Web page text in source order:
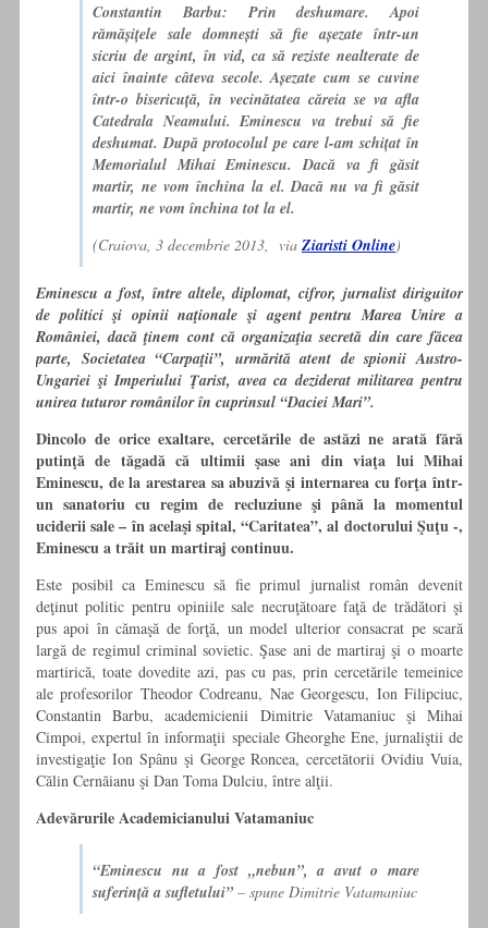
Constantin Barbu: Prin deshumare. Apoi
rămășițele sale domnești să fie așezate într-un
sicriu de argint, în vid, ca să reziste nealterate de
aici înainte câteva secole. Așezate cum se cuvine
într-o bisericuță, în vecinătatea căreia se va afla
Catedrala Neamului.Eminescu va trebui să fie
deshumat. După protocolul pe care l-am schițat în
Memorialul Mihai Eminescu.Dacă va fi găsit
martir, ne vom închina la el. Dacă nu va fi găsit
martir, ne vom închina tot la el.
(Craiova, 3 decembrie 2013, via Ziaristi Online)
Eminescu a fost, între altele, diplomat, cifror, jurnalist diriguitor
de politici şi opinii naţionale şi agent pentru Marea Unire a
României, dacă ţinem cont că organizaţia secretă din care făcea
parte, Societatea “Carpaţii”, urmărită atent de spionii Austro-
Ungariei şi Imperiului Ţarist, avea ca deziderat militarea pentru
unirea tuturor românilor în cuprinsul “Daciei Mari”.
Dincolo de orice exaltare, cercetările de astăzi ne arată fără
putinţă de tăgadă că ultimii şase ani din viaţa lui Mihai
Eminescu, de la arestarea sa abuzivă şi internarea cu forţa într-
un sanatoriu cu regim de recluziune şi până la momentul
uciderii sale – în acelaşi spital, “Caritatea”, al doctorului Şuţu -,
Eminescu a trăit un martiraj continuu.
Este posibil ca Eminescu să fie primul jurnalist român devenit
deţinut politic pentru opiniile sale necruţătoare faţă de trădători şi
pus apoi în cămaşă de forţă, un model ulterior consacrat pe scară
largă de regimul criminal sovietic. Şase ani de martiraj şi o moarte
martirică, toate dovedite azi, pas cu pas, prin cercetările temeinice
ale profesorilor Theodor Codreanu, Nae Georgescu, Ion Filipciuc,
Constantin Barbu, academicienii Dimitrie Vatamaniuc şi Mihai
Cimpoi, expertul în informaţii speciale Gheorghe Ene, jurnaliştii de
investigaţie Ion Spânu şi George Roncea, cercetătorii Ovidiu Vuia,
Călin Cernăianu şi Dan Toma Dulciu, între alţii.
Adevărurile Academicianului Vatamaniuc
“Eminescu nu a fost „nebun”, a avut o mare
suferință a sufletului” – spune Dimitrie Vatamaniuc